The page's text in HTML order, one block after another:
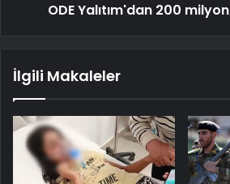
ODE Yalıtım'dan 200
İlgili Makaleler